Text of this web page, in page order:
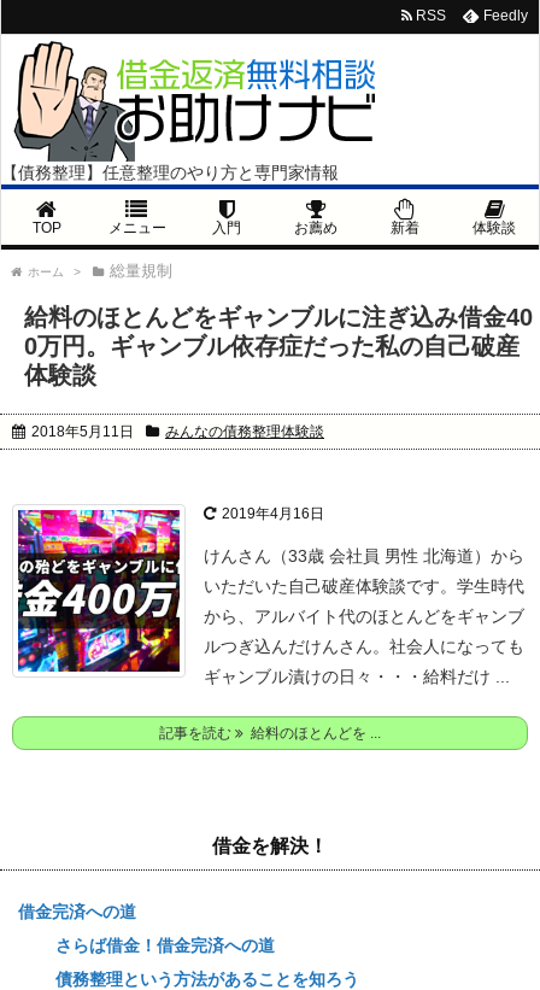
【債務整理】任意整理のやり方と専門家情報
TOP メニュー 入門 お薦め 新着 体験談
RSS Feedly
ホーム > 総量規制
給料のほとんどをギャンブルに注ぎ込み借金40
0万円。ギャンブル依存症だった私の自己破産
体験談
2018年5月11日 みんなの債務整理体験談
2019年4月16日
けんさん（33歳 会社員 男性 北海道）から
いただいた自己破産体験談です。 学生時代
から、アルバイト代のほとんどをギャンブ
ルつぎ込んだけんさん。 社会人になっても
ギャンブル漬けの日々・・・ 給料だけ ...
記事を読む 給料のほとんどを ...
借金を解決！
借金完済への道
さらば借金！借金完済への道
債務整理という方法があることを知ろう